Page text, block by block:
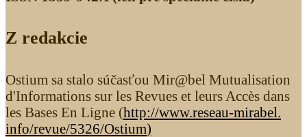
Z redakcie
Ostium sa stalo súčasťou Mir@bel Mutualisation
d'Informations sur les Revues et leurs Accès dans
les Bases En Ligne (http://www.reseau-mirabel.
info/revue/5326/Ostium)